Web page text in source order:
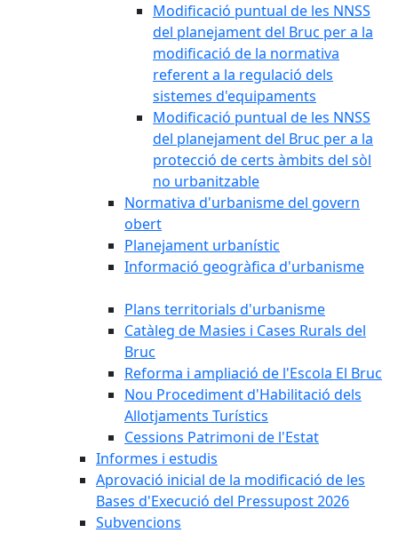
Modificació puntual de les NNSS
del planejament del Bruc per a la
modificació de la normativa
referent a la regulació dels
sistemes d'equipaments
Modificació puntual de les NNSS
del planejament del Bruc per a la
protecció de certs àmbits del sòl
no urbanitzable
Normativa d'urbanisme del govern
obert
Planejament urbanístic
Informació geogràfica d'urbanisme
Plans territorials d'urbanisme
Catàleg de Masies i Cases Rurals del
Bruc
Reforma i ampliació de l'Escola El Bruc
Nou Procediment d'Habilitació dels
Allotjaments Turístics
Cessions Patrimoni de l'Estat
Informes i estudis
Aprovació inicial de la modificació de les
Bases d'Execució del Pressupost 2026
Subvencions